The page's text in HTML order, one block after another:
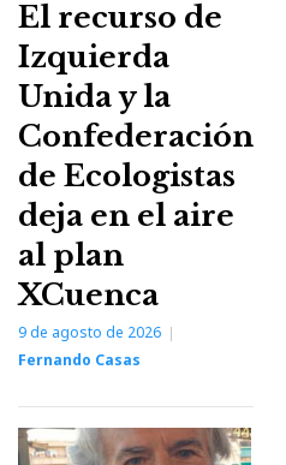
El recurso de
Izquierda
Unida y la
Confederación
de Ecologistas
deja en el aire
al plan
XCuenca
9 de agosto de 2026
Fernando Casas